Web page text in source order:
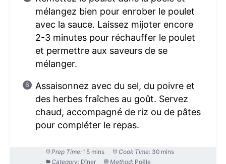
mélangez bien pour enrober le poulet
avec la sauce. Laissez mijoter encore
2-3 minutes pour réchauffer le poulet
et permettre aux saveurs de se
mélanger.
Assaisonnez avec du sel, du poivre et
des herbes fraîches au goût. Servez
chaud, accompagné de riz ou de pâtes
pour compléter le repas.
Prep Time: 15 mins Cook Time: 30 mins
Category: Dîner Method: Poêle